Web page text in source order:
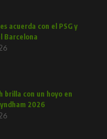
acuerda con el PSG y
Barcelona
brilla con un hoyo en
2026